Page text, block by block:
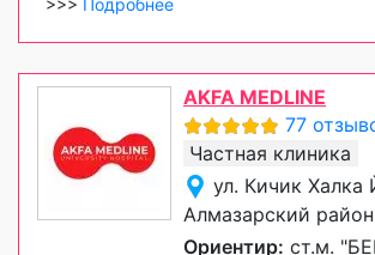
AKFA MEDLINE
77
Частная клиника
ул. Кичик Халка
Алмазарский
Ориентир: ст.м.